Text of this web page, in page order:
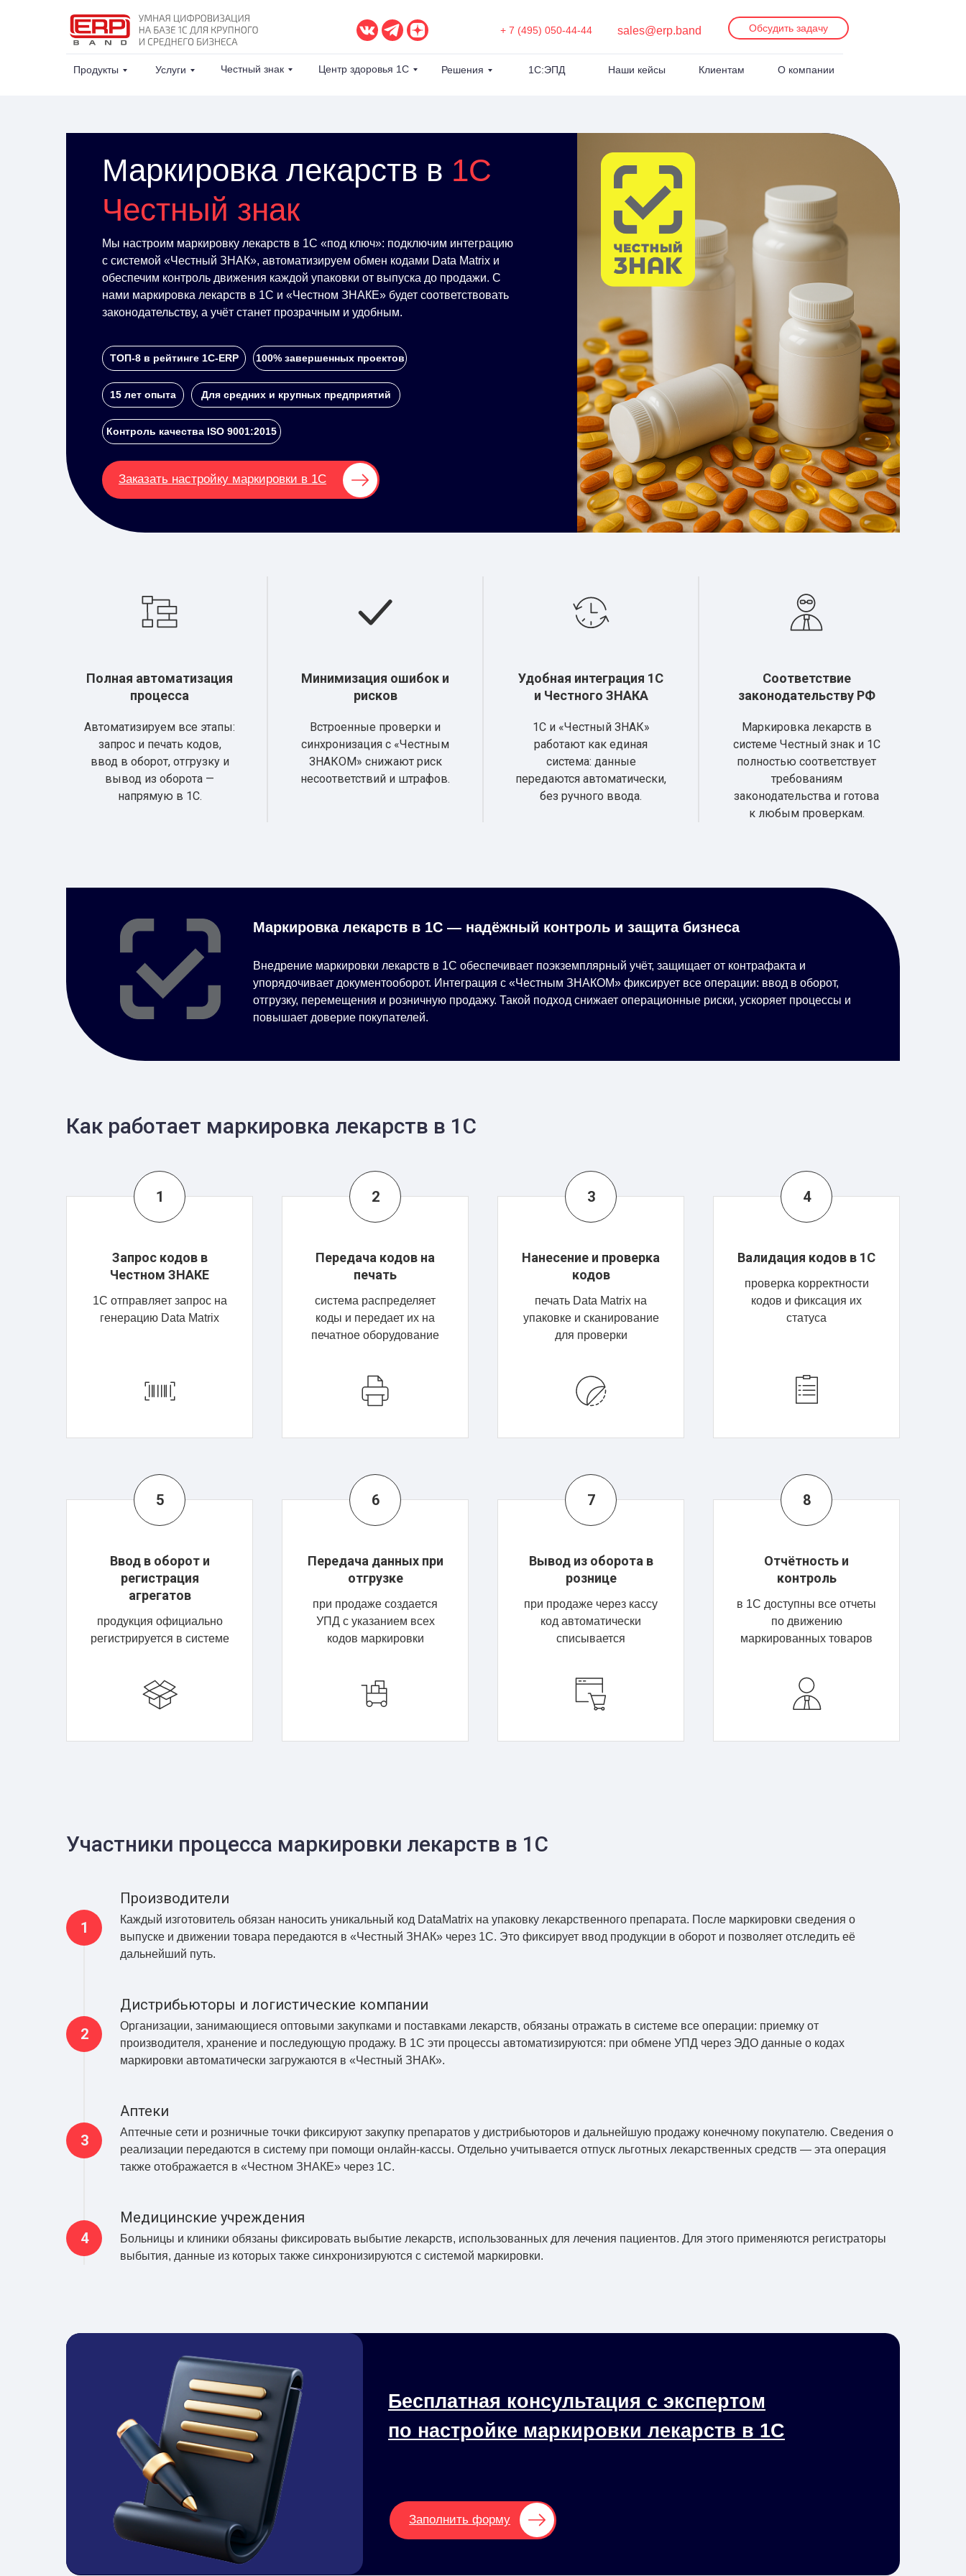
+ 7 (495) 050-44-44 sales@erp.band Обсудить задачу
Продукты Услуги Честный знак О компании
Клиентам
1С:ЭПД
Решения
Центр здоровья 1С Наши кейсы
Маркировка лекарств в 1С
Честный знак
Мы настроим маркировку лекарств в 1С «под ключ»: подключим интеграцию
с системой «Честный ЗНАК», автоматизируем обмен кодами Data Matrix и
обеспечим контроль движения каждой упаковки от выпуска до продажи. С
нами маркировка лекарств в 1С и «Честном ЗНАКЕ» будет соответствовать
законодательству, а учёт станет прозрачным и удобным.
Заказать настройку маркировки в 1С
Контроль качества ISO 9001:2015
100% завершенных проектов
15 лет опыта
ТОП-8 в рейтинге 1С-ERP
Для средних и крупных предприятий
Полная автоматизация
процесса
Автоматизируем все этапы:
запрос и печать кодов,
ввод в оборот, отгрузку и
вывод из оборота —
напрямую в 1С.
Минимизация ошибок и
рисков
Встроенные проверки и
синхронизация с «Честным
ЗНАКОМ» снижают риск
несоответствий и штрафов.
Удобная интеграция 1С
и Честного ЗНАКА
1С и «Честный ЗНАК»
работают как единая
система: данные
передаются автоматически,
без ручного ввода.
Соответствие
законодательству РФ
Маркировка лекарств в
системе Честный знак и 1С
полностью соответствует
требованиям
законодательства и готова
к любым проверкам.
Внедрение маркировки лекарств в 1С обеспечивает поэкземплярный учёт, защищает от контрафакта и
упорядочивает документооборот. Интеграция с «Честным ЗНАКОМ» фиксирует все операции: ввод в оборот,
отгрузку, перемещения и розничную продажу. Такой подход снижает операционные риски, ускоряет процессы и
повышает доверие покупателей.
Маркировка лекарств в 1С — надёжный контроль и защита бизнеса
Как работает маркировка лекарств в 1С
Запрос кодов в
Честном ЗНАКЕ
1С отправляет запрос на
генерацию Data Matrix
Передача кодов на
печать
система распределяет
коды и передает их на
печатное оборудование
Нанесение и проверка
кодов
печать Data Matrix на
упаковке и сканирование
для проверки
Валидация кодов в 1С
проверка корректности
кодов и фиксация их
статуса
Ввод в оборот и
регистрация
агрегатов
продукция официально
регистрируется в системе
Передача данных при
отгрузке
при продаже создается
УПД с указанием всех
кодов маркировки
Вывод из оборота в
рознице
при продаже через кассу
код автоматически
списывается
Отчётность и
контроль
в 1С доступны все отчеты
по движению
маркированных товаров
Участники процесса маркировки лекарств в 1С
Производители
Каждый изготовитель обязан наносить уникальный код DataMatrix на упаковку лекарственного препарата. После маркировки сведения о
выпуске и движении товара передаются в «Честный ЗНАК» через 1С. Это фиксирует ввод продукции в оборот и позволяет отследить её
дальнейший путь.
Дистрибьюторы и логистические компании
Организации, занимающиеся оптовыми закупками и поставками лекарств, обязаны отражать в системе все операции: приемку от
производителя, хранение и последующую продажу. В 1С эти процессы автоматизируются: при обмене УПД через ЭДО данные о кодах
маркировки автоматически загружаются в «Честный ЗНАК».
Аптеки
Аптечные сети и розничные точки фиксируют закупку препаратов у дистрибьюторов и дальнейшую продажу конечному покупателю. Сведения о
реализации передаются в систему при помощи онлайн-кассы. Отдельно учитывается отпуск льготных лекарственных средств — эта операция
также отображается в «Честном ЗНАКЕ» через 1С.
Медицинские учреждения
Больницы и клиники обязаны фиксировать выбытие лекарств, использованных для лечения пациентов. Для этого применяются регистраторы
выбытия, данные из которых также синхронизируются с системой маркировки.
Бесплатная консультация с экспертом
по настройке маркировки лекарств в 1С
Заполнить форму